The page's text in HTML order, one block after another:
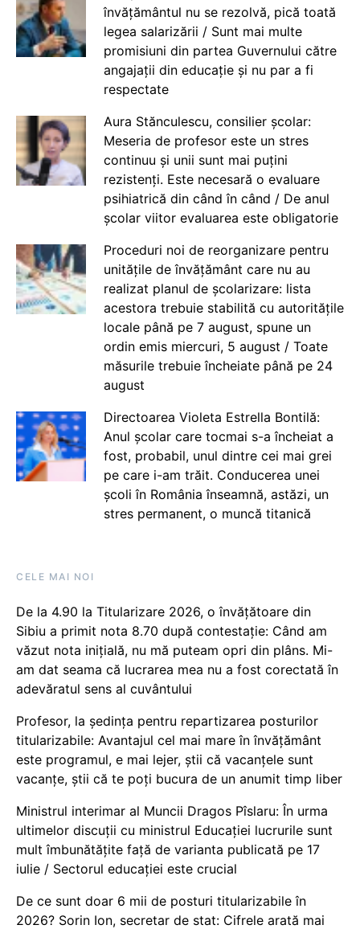
învățământul nu se rezolvă, pică toată
legea salarizării / Sunt mai multe
promisiuni din partea Guvernului către
angajații din educație și nu par a fi
respectate
Aura Stănculescu, consilier școlar:
Meseria de profesor este un stres
continuu și unii sunt mai puțini
rezistenți. Este necesară o evaluare
psihiatrică din când în când / De anul
școlar viitor evaluarea este obligatorie
Proceduri noi de reorganizare pentru
unitățile de învățământ care nu au
realizat planul de școlarizare: lista
acestora trebuie stabilită cu autoritățile
locale până pe 7 august, spune un
ordin emis miercuri, 5 august / Toate
măsurile trebuie încheiate până pe 24
august
Directoarea Violeta Estrella Bontilă:
Anul școlar care tocmai s-a încheiat a
fost, probabil, unul dintre cei mai grei
pe care i-am trăit. Conducerea unei
școli în România înseamnă, astăzi, un
stres permanent, o muncă titanică
CELE MAI NOI
De la 4.90 la Titularizare 2026, o învățătoare din
Sibiu a primit nota 8.70 după contestație: Când am
văzut nota inițială, nu mă puteam opri din plâns. Mi-
am dat seama că lucrarea mea nu a fost corectată în
adevăratul sens al cuvântului
Profesor, la ședința pentru repartizarea posturilor
titularizabile: Avantajul cel mai mare în învățământ
este programul, e mai lejer, știi că vacanțele sunt
vacanţe, știi că te poți bucura de un anumit timp liber
Ministrul interimar al Muncii Dragos Pîslaru: În urma
ultimelor discuții cu ministrul Educației lucrurile sunt
mult îmbunătățite față de varianta publicată pe 17
iulie / Sectorul educației este crucial
De ce sunt doar 6 mii de posturi titularizabile în
2026? Sorin Ion, secretar de stat: Cifrele arată mai